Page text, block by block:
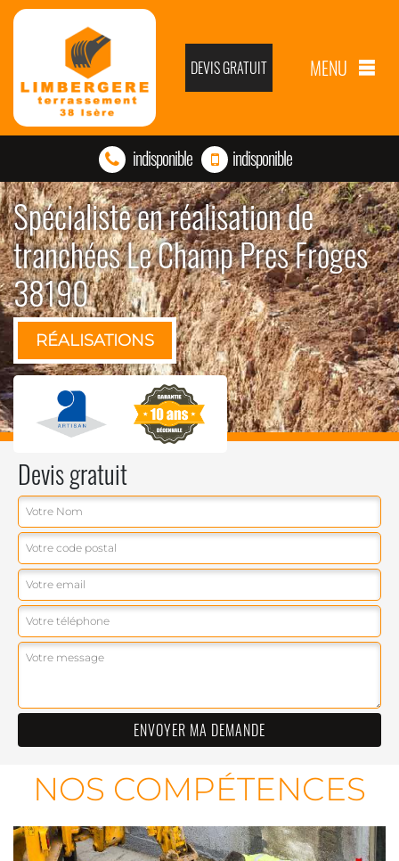
DEVIS GRATUIT MENU
indisponible indisponible
Spécialiste en réalisation de
tranchées Le Champ Pres Froges
38190
RÉALISATIONS
Devis gratuit
NOS COMPÉTENCES